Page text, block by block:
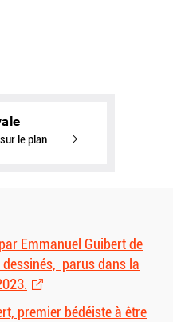
le plan
Emmanuel Guibert de
dessinés, parus dans la
premier bédéiste à être